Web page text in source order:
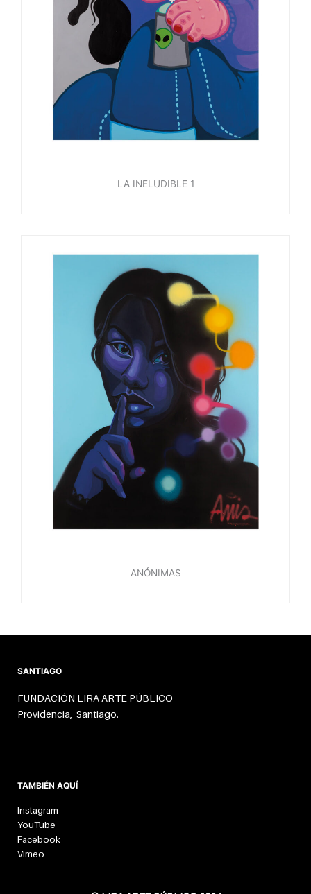
LA INELUDIBLE 1
ANÓNIMAS
SANTIAGO
FUNDACIÓN LIRA ARTE PÚBLICO
Providencia, Santiago.
TAMBIÉN AQUÍ
Instagram
YouTube
Facebook
Vimeo